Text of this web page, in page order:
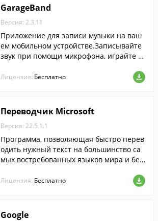
GarageBand
Версия: 2.3.11
Приложение для записи музыки на ваш
ем мобильном устройстве.Записывайте
звук при помощи микрофона, играйте м
иатуры, а также многое другое.
Лицензия: Бесплатно
Переводчик Microsoft
Версия: 22.5.1.1
Программа, позволяющая быстро перев
одить нужный текст на большинство са
мых востребованных языков мира и без
Лицензия: Бесплатно
Google